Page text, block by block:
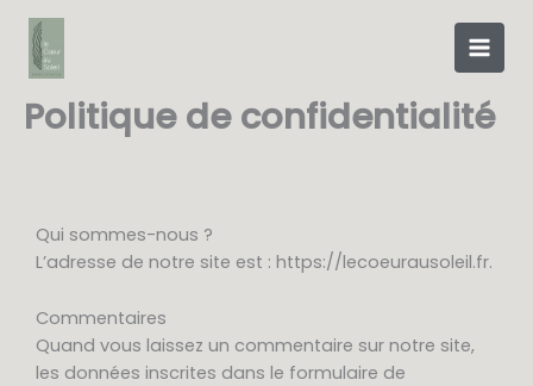
Aller
contenu
Politique de confidentialité
Qui sommes-nous ?
L’adresse de notre site est : https://lecoeurausoleil.fr.
Commentaires
Quand vous laissez un commentaire sur notre site,
les données inscrites dans le formulaire de